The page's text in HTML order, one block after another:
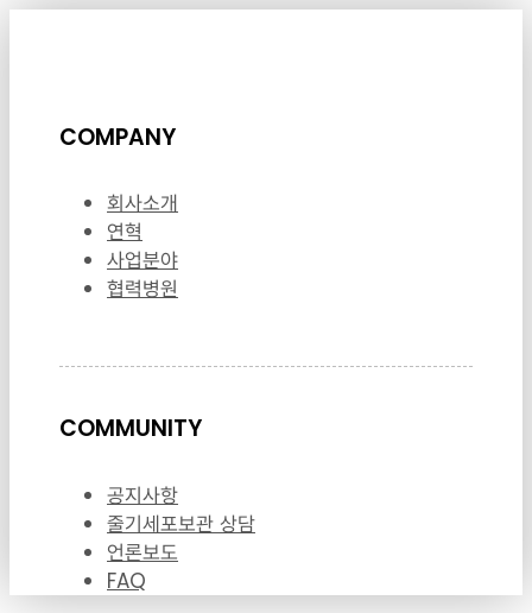
COMPANY
회사소개
연혁
사업분야
협력병원
COMMUNITY
공지사항
줄기세포보관 상담
언론보도
FAQ